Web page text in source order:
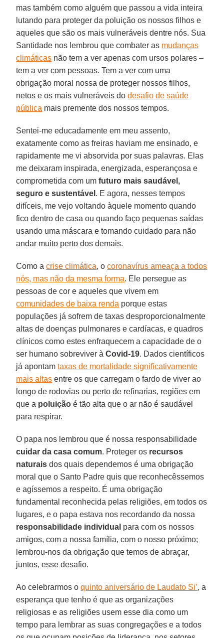
mas também como alguém que passou a vida inteira
lutando para proteger da poluição os nossos filhos e
aqueles que são os mais vulneráveis dentre nós. Sua
Santidade nos lembrou que combater as mudanças
climáticas não tem a ver apenas com ursos polares –
tem a ver com pessoas. Tem a ver com uma
obrigação moral nossa de proteger nossos filhos,
netos e os mais vulneráveis dodesafio de saúde
pública mais premente dos nossos tempos.
Sentei-me educadamente em meu assento,
exatamente como as freiras haviam me ensinado, e
rapidamente me vi absorvida por suas palavras. Elas
me deixaram inspirada, energizada, esperançosa e
comprometida com umfuturo mais saudável,
seguro e sustentável . E agora, nesses tempos
difíceis, me vejo voltando àquele momento quando
fico dentro de casa ou quando faço pequenas saídas
usando uma máscara e tomando cuidado para não
andar muito perto dos demais.
Como acrise climática, ocoronavírus ameaça a todos
nós, mas não da mesma forma. Ele persegue as
pessoas de cor e aqueles que vivem em
comunidades de baixa renda porque estas
populações já sofrem de taxas desproporcionalmente
altas de doenças pulmonares e cardíacas, e quadros
clínicos como estes enfraquecem a capacidade de o
ser humano sobreviver àCovid-19. Dados científicos
já apontamtaxas de mortalidade significativamente
mais altas entre os que carregam o fardo de viver ao
longo de rodovias ou perto de refinarias, regiões em
que a poluição é tão alta que o ar não é saudável
para respirar.
O papa nos lembrou que é nossa responsabilidade
cuidar da casa comum. Proteger os recursos
naturais dos quais dependemos é uma obrigação
moral que o Santo Padre quis que reconhecêssemos
e agíssemos a respeito. É uma obrigação
fundamental reconhecida pelas religiões, em todos os
lugares, e o papa estava nos recordando da nossa
responsabilidade individual para com os nossos
amigos, com a nossa família, com o nosso próximo;
lembrou-nos da obrigação que temos de abraçar,
juntos, esse desafio.
Ao celebrarmos oquinto aniversário de Laudato Si’, a
esperança que tenho é que as organizações
religiosas e as religiões usem esse dia como um
tempo para lembrar as suas congregações e a todos